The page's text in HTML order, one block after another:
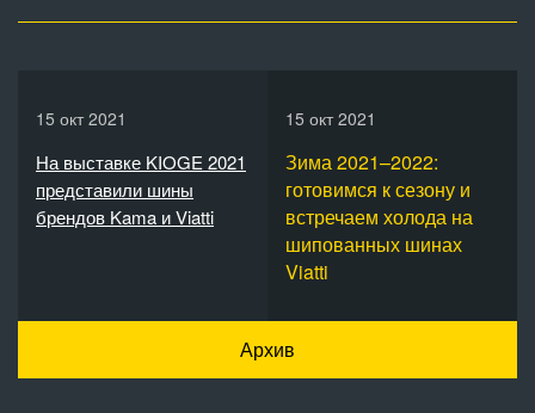
15 окт 2021
На выставке KIOGE 2021
представили шины
брендов Kama и Viatti
15 окт 2021
Зима 2021–2022:
готовимся к сезону и
встречаем холода на
шипованных шинах
Viatti
Архив